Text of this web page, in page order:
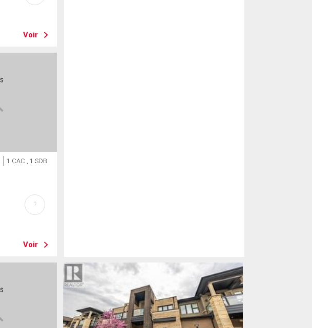
Voir
1 CAC , 1 SDB
Voir
?